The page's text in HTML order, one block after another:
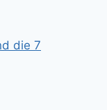
die 7